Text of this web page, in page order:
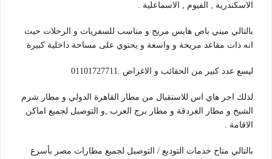
الاسكندرية , الفيوم , الاسماعلية .
بالتالي ميني باص هايس مريح و مناسب للسفريات و الرحلات حيث
انه ذات مقاعد مريحة و واسعة و يحتوي على مساحة داخلية كبيرة
ليسع عدد كبير من الحقائب و الاغراض .01101727711
لذلك اجر هاي اس للاستقبال من مطار القاهرة الدولي و مطار شرم
الشيخ و مطار الغردقة و مطار برج العرب ,و التوصيل لجميع اماكن
الاقامة .
بالتالي متاح خدمات التوديع / التوصيل لجميع مطارات مصر بأسرع